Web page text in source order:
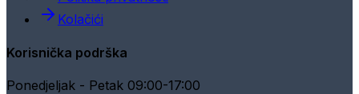
Kolačići
Korisnička podrška
Ponedjeljak - Petak 09:00-17:00